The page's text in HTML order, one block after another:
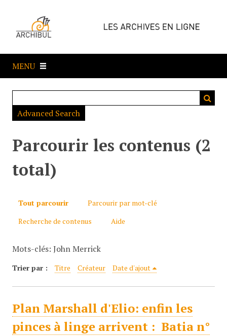
e
a
MENU
Advanced Search
Parcourir les contenus (2
total)
Tout parcourir
Parcourir par mot-clé
Recherche de contenus
Aide
Mots-clés: John Merrick
Trier par : Titre Créateur Date d'ajout
Plan Marshall d'Elio: enfin les
pinces à linge arrivent : Batia n°